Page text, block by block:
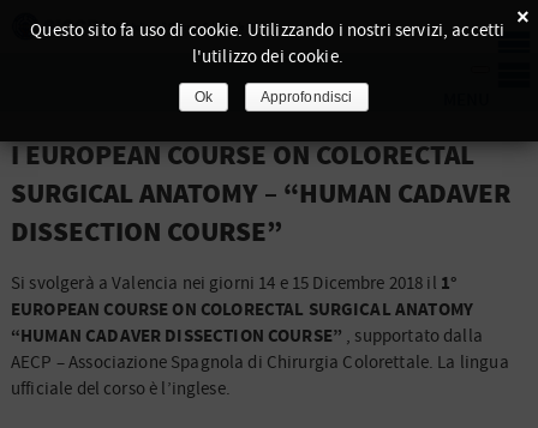
I EUROPEAN COURSE ON COLORECTAL
SURGICAL ANATOMY – “HUMAN CADAVER
DISSECTION COURSE”
Si svolgerà a Valencia nei giorni 14 e 15 Dicembre 2018 il 1°
EUROPEAN COURSE ON COLORECTAL SURGICAL ANATOMY
“HUMAN CADAVER DISSECTION COURSE” , supportato dalla
AECP – Associazione Spagnola di Chirurgia Colorettale. La lingua
ufficiale del corso è l’inglese.
×
Questo sito fa uso di cookie. Utilizzando i nostri servizi, accetti
l'utilizzo dei cookie.
Ok Approfondisci